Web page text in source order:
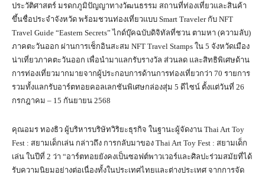
ประวัติศาสตร์ มรดกภูมิปัญญาทางวัฒนธรรม สถานที่ท่องเที่ยวและสินค้า
ขึ้นชื่อประจำจังหวัด พร้อมชวนท่องเที่ยวแบบ Smart Traveler กับ NFT
Travel Guide “Eastern Secrets” ไกด์บุ๊คฉบับดิจิทัลที่ชวน ตามหา (ความลับ)
ภาคตะวันออก ผ่านการเช็กอินสะสม NFT Travel Stamps ใน 5 จังหวัดเมือง
น่าเที่ยวภาคตะวันออก เพื่อนำมาแลกรับรางวัล ส่วนลด และสิทธิพิเศษด้าน
การท่องเที่ยวมากมายจากผู้ประกอบการด้านการท่องเที่ยวกว่า 70 รายการ
รวมทั้งแลกรับอาร์ตทอยคอลเลกชันพิเศษกล่องสุ่ม 5 ดีไซน์ ตั้งแต่วันที่ 26
กรกฎาคม – 15 กันยายน 2568
คุณอมร ทองธิว ผู้บริหารบริษัทวิริยะธุรกิจ ในฐานะผู้จัดงาน Thai Art Toy
Fest : สยามเด็กเล่น กล่าวถึง การกลับมาของ Thai Art Toy Fest : สยามเด็ก
เล่น ในปีที่ 2 ว่า “อาร์ตทอยยังคงเป็นซอฟต์พาวเวอร์และศิลปะร่วมสมัยที่ได้
รับความนิยมอย่างต่อเนื่องทั้งในประเทศไทยและต่างประเทศ จากการจัด